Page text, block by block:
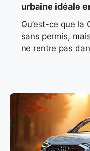
urbaine idéale
Qu’est-ce que la
sans permis,
ne rentre pas